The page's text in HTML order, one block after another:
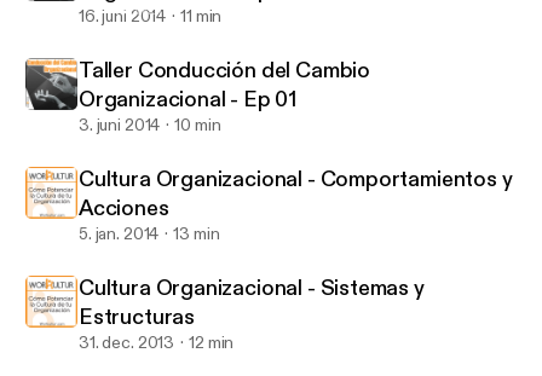
WorKultur
16. juni 2014 11 min
Taller Conducción del Cambio
Organizacional - Ep 01
3. juni 2014 10 min
Cultura Organizacional - Comportamientos y
Acciones
5. jan. 2014 13 min
Cultura Organizacional - Sistemas y
Estructuras
31. dec. 2013 12 min